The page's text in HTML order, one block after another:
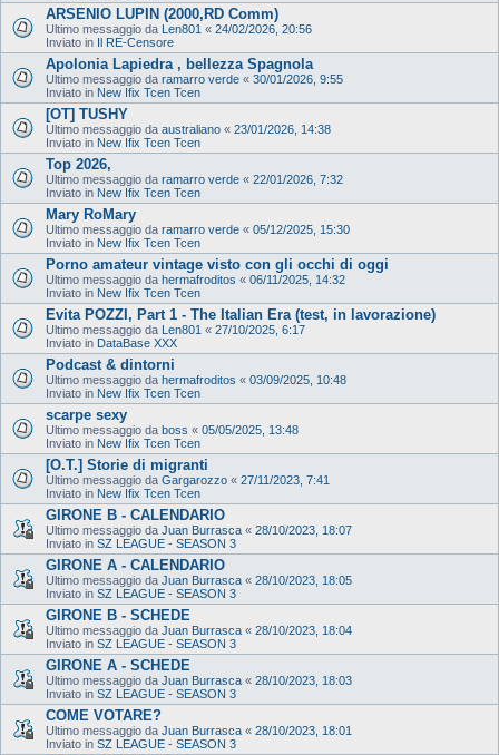
ARSENIO LUPIN (2000,RD Comm)
Ultimo messaggio da Len801 « 24/02/2026, 20:56
Inviato in Il RE-Censore
Apolonia Lapiedra , bellezza Spagnola
Ultimo messaggio da ramarro verde « 30/01/2026, 9:55
Inviato in New Ifix Tcen Tcen
[OT] TUSHY
Ultimo messaggio da australiano « 23/01/2026, 14:38
Inviato in New Ifix Tcen Tcen
Top 2026,
Ultimo messaggio da ramarro verde « 22/01/2026, 7:32
Inviato in New Ifix Tcen Tcen
Mary RoMary
Ultimo messaggio da ramarro verde « 05/12/2025, 15:30
Inviato in New Ifix Tcen Tcen
Porno amateur vintage visto con gli occhi di oggi
Ultimo messaggio da hermafroditos « 06/11/2025, 14:32
Inviato in New Ifix Tcen Tcen
Evita POZZI, Part 1 - The Italian Era (test, in lavorazione)
Ultimo messaggio da Len801 « 27/10/2025, 6:17
Inviato in DataBase XXX
Podcast & dintorni
Ultimo messaggio da hermafroditos « 03/09/2025, 10:48
Inviato in New Ifix Tcen Tcen
scarpe sexy
Ultimo messaggio da boss « 05/05/2025, 13:48
Inviato in New Ifix Tcen Tcen
[O.T.] Storie di migranti
Ultimo messaggio da Gargarozzo « 27/11/2023, 7:41
Inviato in New Ifix Tcen Tcen
GIRONE B - CALENDARIO
Ultimo messaggio da Juan Burrasca « 28/10/2023, 18:07
Inviato in SZ LEAGUE - SEASON 3
GIRONE A - CALENDARIO
Ultimo messaggio da Juan Burrasca « 28/10/2023, 18:05
Inviato in SZ LEAGUE - SEASON 3
GIRONE B - SCHEDE
Ultimo messaggio da Juan Burrasca « 28/10/2023, 18:04
Inviato in SZ LEAGUE - SEASON 3
GIRONE A - SCHEDE
Ultimo messaggio da Juan Burrasca « 28/10/2023, 18:03
Inviato in SZ LEAGUE - SEASON 3
COME VOTARE?
Ultimo messaggio da Juan Burrasca « 28/10/2023, 18:01
Inviato in SZ LEAGUE - SEASON 3